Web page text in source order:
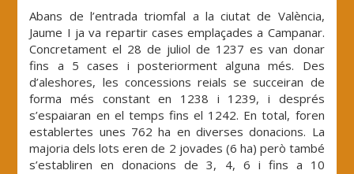
Abans de l’entrada triomfal a la ciutat de València,
Jaume I ja va repartir cases emplaçades a Campanar.
Concretament el 28 de juliol de 1237 es van donar
fins a 5 cases i posteriorment alguna més. Des
d’aleshores, les concessions reials se succeiran de
forma més constant en 1238 i 1239, i després
s’espaiaran en el temps fins el 1242. En total, foren
establertes unes 762 ha en diverses donacions. La
majoria dels lots eren de 2 jovades (6 ha) però també
s’establiren en donacions de 3, 4, 6 i fins a 10